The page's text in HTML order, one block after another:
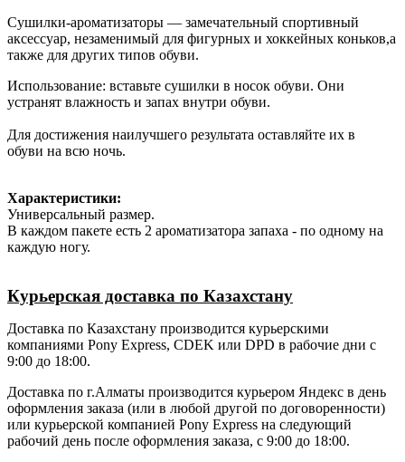
Сушилки-ароматизаторы — замечательный спортивный
аксессуар, незаменимый для фигурных и хоккейных коньков,а
также для других типов обуви.
Использование: вставьте сушилки в носок обуви. Они
устранят влажность и запах внутри обуви.
Для достижения наилучшего результата оставляйте их в
обуви на всю ночь.
Характеристики:
Универсальный размер.
В каждом пакете есть 2 ароматизатора запаха - по одному на
каждую ногу.
Курьерская доставка по Казахстану
Доставка по Казахстану производится курьерскими
компаниями Pony Express, CDEK или DPD в рабочие дни с
9:00 до 18:00.
Доставка по г.Алматы производится курьером Яндекс в день
оформления заказа (или в любой другой по договоренности)
или курьерской компанией Pony Express на следующий
рабочий день после оформления заказа, с 9:00 до 18:00.